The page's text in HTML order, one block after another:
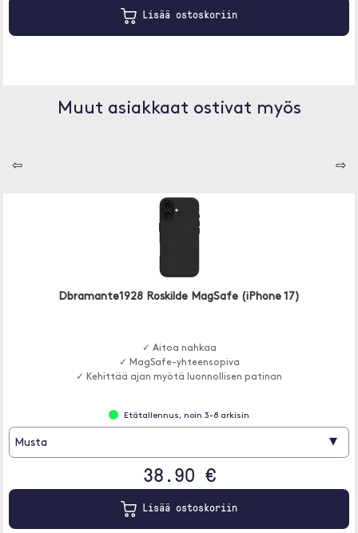
Lisää ostoskoriin
Muut asiakkaat ostivat myös
⇦ ⇨
Dbramante1928 Roskilde MagSafe (iPhone 17)
✓ Aitoa nahkaa
✓ MagSafe-yhteensopiva
✓ Kehittää ajan myötä luonnollisen patinan
Etätallennus, noin 3-8 arkisin
Musta ▾
38.90 €
Lisää ostoskoriin